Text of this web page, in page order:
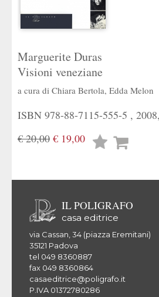
Marguerite Duras
Visioni veneziane
a cura di Chiara Bertola, Edda Melon
ISBN 978-88-7115-555-5 ,
€ 20,00 € 19,00
Lista
IL POLIGRAFO
casa editrice
via Cassan, 34 (piazza Eremitani)
35121 Padova
tel 049 8360887
fax 049 8360864
casaeditrice@poligrafo.it
P.IVA 01372780286